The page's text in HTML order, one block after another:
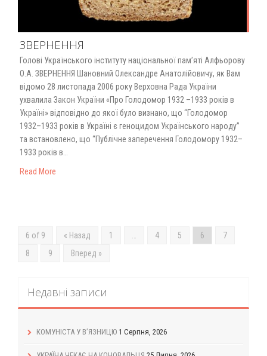
ЗВЕРНЕННЯ
Голові Українського інституту національної пам’яті Алфьорову
О.А. ЗВЕРНЕННЯ Шановний Олександре Анатолійовичу, як Вам
відомо 28 листопада 2006 року Верховна Рада України
ухвалила Закон України «Про Голодомор 1932 –1933 років в
Україні» відповідно до якої було визнано, що “Голодомор
1932–1933 років в Україні є геноцидом Українського народу”
та встановлено, що “Публічне заперечення Голодомору 1932–
1933 років в…
Read More
6 of 9 « Назад 1 4 5 6
7
8
9 Вперед »
Недавні записи
КОМУНІСТА У В’ЯЗНИЦЮ 1 Серпня, 2026